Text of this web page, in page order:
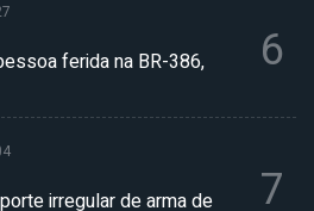
ferida na BR-386,
6
irregular de arma de
7